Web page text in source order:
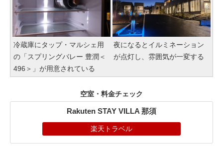
冷蔵庫にタップ・マルシェ用
の「スプリングバレー 豊潤＜
496＞」が用意されている
夜になるとイルミネーション
が点灯し、雰囲気が一変する
空室・料金チェック
Rakuten STAY VILLA 那須
楽天トラベル